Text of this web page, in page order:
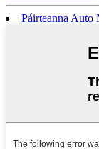
Páirteanna Auto